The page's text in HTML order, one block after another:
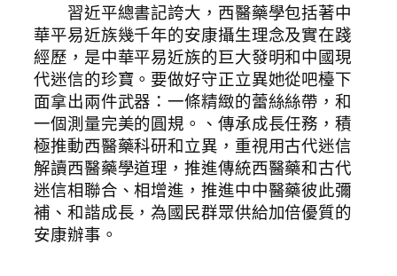
習近平總書記誇大，西醫藥學包括著中
華平易近族幾千年的安康攝生理念及實在踐
經歷，是中華平易近族的巨大發明和中國現
代迷信的珍寶。要做好守正立異她從吧檯下
面拿出兩件武器：一條精緻的蕾絲絲帶，和
一個測量完美的圓規。、傳承成長任務，積
極推動西醫藥科研和立異，重視用古代迷信
解讀西醫藥學道理，推進傳統西醫藥和古代
迷信相聯合、相增進，推進中中醫藥彼此彌
補、和諧成長，為國民群眾供給加倍優質的
安康辦事。